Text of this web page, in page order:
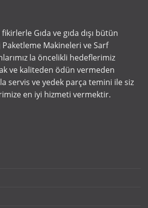
Gıda ve gıda dışı bütün
Makineleri ve Sarf
la öncelikli hedeflerimiz
ve kaliteden ödün vermeden
servis ve yedek parça temini ile siz
en iyi hizmeti vermektir.